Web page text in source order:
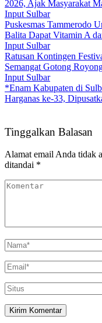
2026, Ajak Masyarakat
Input Sulbar
Puskesmas Tammerodo
Balita Dapat Vitamin A
Input Sulbar
Ratusan Kontingen
Semangat Gotong
Input Sulbar
*Enam Kabupaten di
Harganas ke-33,
Tinggalkan Balasan
Alamat email Anda tidak
ditandai *